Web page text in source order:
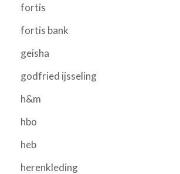
fortis
fortis bank
geisha
godfried ijsseling
h&m
hbo
heb
herenkleding